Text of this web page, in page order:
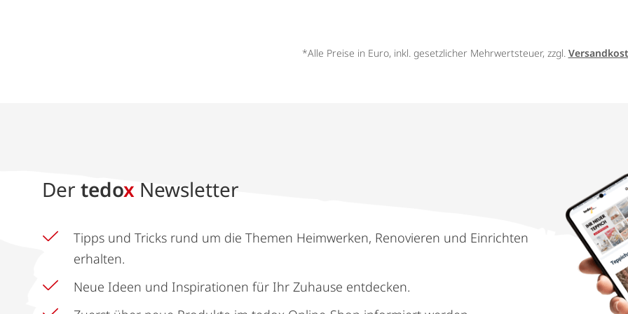
*Alle Preise in Euro, inkl. gesetzlicher Mehrwertsteuer, zzgl.
Der tedox Newsletter
Tipps und Tricks rund um die Themen Heimwerken, Renovieren und Einrichten
erhalten.
Neue Ideen und Inspirationen für Ihr Zuhause entdecken.